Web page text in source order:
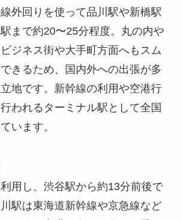
外回りを使って品川駅や新橋駅
まで約20〜25分程度。丸の内や
ジネス街や大手町方面へもスム
きるため、国内外への出張が多
地です。新幹線の利用や空港行
われるターミナル駅として全国
います。
用し、渋谷駅から約13分前後で
駅は東海道新幹線や京急線など